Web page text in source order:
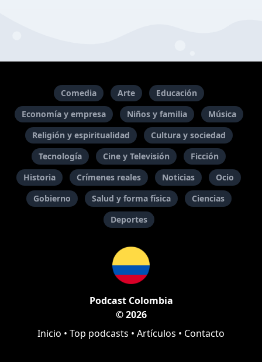
Comedia Arte
Educación
Economía y empresa
Niños y familia
Música
Religión y espiritualidad
Cultura y sociedad
Tecnología
Cine y Televisión
Ficción
Historia
Crímenes reales Noticias
Ocio
Gobierno
Salud y forma física
Ciencias
Deportes
Podcast Colombia
© 2026
Inicio • Top podcasts • Artículos • Contacto